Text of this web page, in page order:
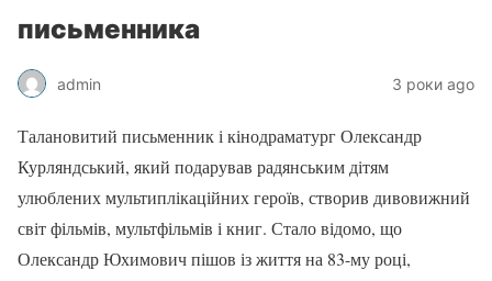
письменника
admin 3 роки ago
Талановитий письменник і кінодраматург Олександр
Курляндський, який подарував радянським дітям
улюблених мультиплікаційних героїв, створив дивовижний
світ фільмів, мультфільмів і книг. Стало відомо, що
Олександр Юхимович пішов із життя на 83-му році,